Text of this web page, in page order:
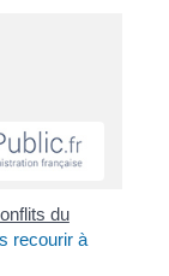
du
recourir à